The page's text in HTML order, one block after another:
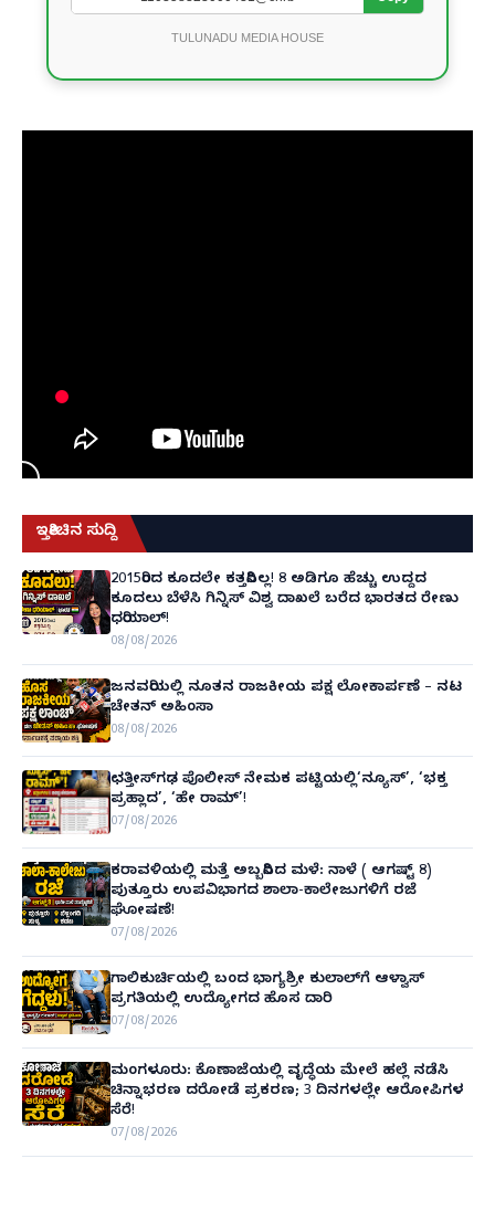
TULUNADU MEDIA HOUSE
ಇತ್ತೀಚಿನ ಸುದ್ದಿ
2015ರಿಂದ ಕೂದಲೇ ಕತ್ತರಿಸಿಲ್ಲ! 8 ಅಡಿಗೂ ಹೆಚ್ಚು ಉದ್ದದ
ಕೂದಲು ಬೆಳೆಸಿ ಗಿನ್ನಿಸ್ ವಿಶ್ವ ದಾಖಲೆ ಬರೆದ ಭಾರತದ ರೇಣು
ಧರಿಯಾಲ್!
08/08/2026
ಜನವರಿಯಲ್ಲಿ ನೂತನ ರಾಜಕೀಯ ಪಕ್ಷ ಲೋಕಾರ್ಪಣೆ – ನಟ
ಚೇತನ್ ಅಹಿಂಸಾ
08/08/2026
ಛತ್ತೀಸ್‌ಗಢ ಪೊಲೀಸ್ ನೇಮಕ ಪಟ್ಟಿಯಲ್ಲಿ‘ನ್ಯೂಸ್’, ‘ಭಕ್ತ
ಪ್ರಹ್ಲಾದ’, ‘ಹೇ ರಾಮ್’!
07/08/2026
ಕರಾವಳಿಯಲ್ಲಿ ಮತ್ತೆ ಅಬ್ಬರಿಸಿದ ಮಳೆ: ನಾಳೆ ( ಆಗಷ್ಟ್ 8)
ಪುತ್ತೂರು ಉಪವಿಭಾಗದ ಶಾಲಾ-ಕಾಲೇಜುಗಳಿಗೆ ರಜೆ
ಘೋಷಣೆ!
07/08/2026
ಗಾಲಿಕುರ್ಚಿಯಲ್ಲಿ ಬಂದ ಭಾಗ್ಯಶ್ರೀ ಕುಲಾಲ್‌ಗೆ ಆಳ್ವಾಸ್
ಪ್ರಗತಿಯಲ್ಲಿ ಉದ್ಯೋಗದ ಹೊಸ ದಾರಿ
07/08/2026
ಮಂಗಳೂರು: ಕೊಣಾಜೆಯಲ್ಲಿ ವೃದ್ಧೆಯ ಮೇಲೆ ಹಲ್ಲೆ ನಡೆಸಿ
ಚಿನ್ನಾಭರಣ ದರೋಡೆ ಪ್ರಕರಣ; 3 ದಿನಗಳಲ್ಲೇ ಆರೋಪಿಗಳ
ಸೆರೆ!
07/08/2026